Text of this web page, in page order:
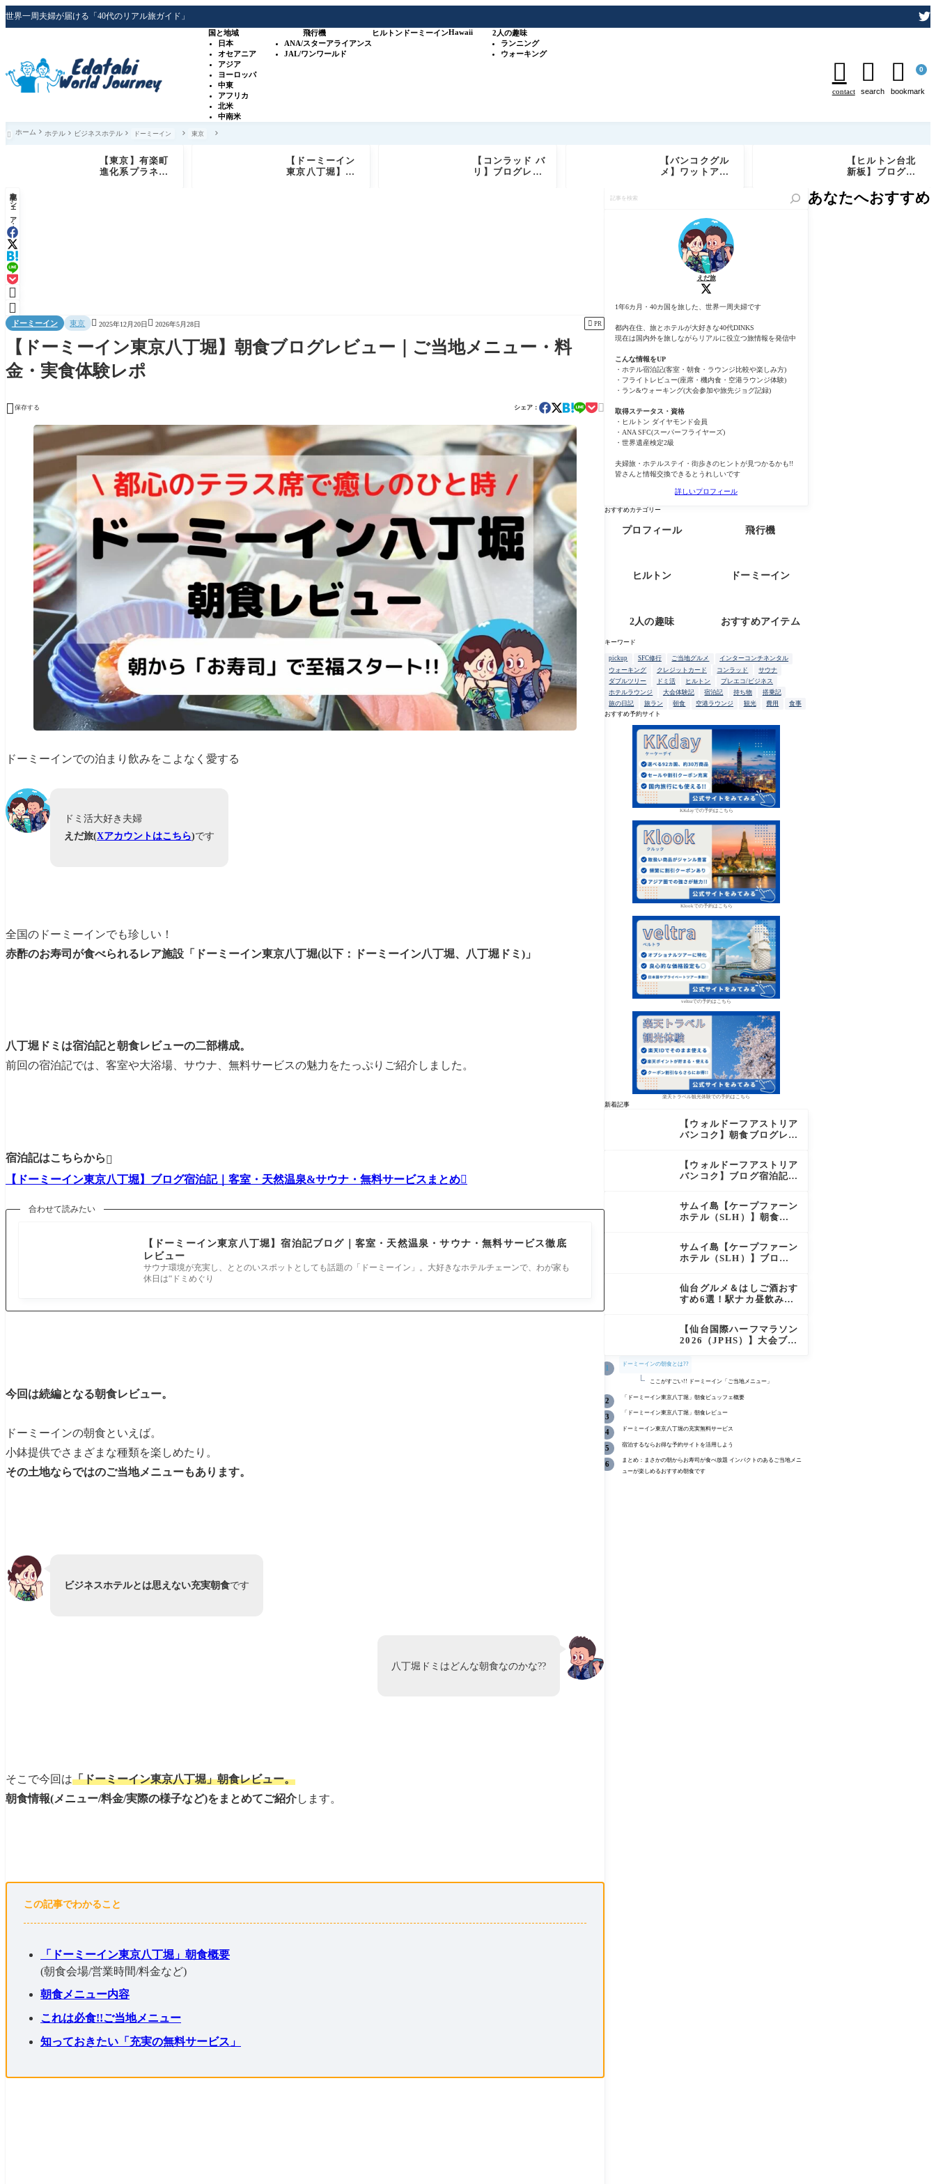
世界一周夫婦が届ける「40代のリアル旅ガイド」
国と地域
日本
オセアニア
アジア
ヨーロッパ
中東
アフリカ
北米
中南米
飛行機
ANA/スターアライアンス
JAL/ワンワールド
ヒルトン ドーミーインHawaii
2人の趣味
ランニング
ウォーキング

contact

search
 0
bookmark
 ホーム ホテル ビジネスホテル ドーミーイン 東京
【東京】有楽町
進化系プラネタ
【ドーミーイン
東京八丁堀】宿
【コンラッド バ
リ】ブログレビ
【バンコクグル
メ】ワットアル
n」実食レビュ
ー｜予約必須の
特等席でしあわ
せディナー
【ヒルトン台北
新板】ブログ宿
ィブラウンジ/ゴ
ールド+ダイヤ
記事をシェア：


ドーミーイン 東京  2025年12月20日  2026年5月28日  PR
【ドーミーイン東京八丁堀】朝食ブログレビュー｜ご当地メニュー・料
金・実食体験レポ
 保存する シェア： 
ドーミーインでの泊まり飲みをこよなく愛する
ドミ活大好き夫婦
えだ旅(Xアカウントはこちら)です
全国のドーミーインでも珍しい！
赤酢のお寿司が食べられるレア施設「ドーミーイン東京八丁堀(以下：ドーミーイン八丁堀、八丁堀ドミ)」
八丁堀ドミは宿泊記と朝食レビューの二部構成。
前回の宿泊記では、客室や大浴場、サウナ、無料サービスの魅力をたっぷりご紹介しました。
宿泊記はこちらから 
【ドーミーイン東京八丁堀】ブログ宿泊記｜客室・天然温泉&サウナ・無料サービスまとめ
合わせて読みたい
【ドーミーイン東京八丁堀】宿泊記ブログ｜客室・天然温泉・サウナ・無料サービス徹底
レビュー
サウナ環境が充実し、ととのいスポットとしても話題の「ドーミーイン」。大好きなホテルチェーンで、わが家も
休日は“ドミめぐり
今回は続編となる朝食レビュー。
ドーミーインの朝食といえば。
小鉢提供でさまざまな種類を楽しめたり。
その土地ならではのご当地メニューもあります。
ビジネスホテルとは思えない充実朝食です
八丁堀ドミはどんな朝食なのかな??
そこで今回は「ドーミーイン東京八丁堀」朝食レビュー。
朝食情報(メニュー/料金/実際の様子など)をまとめてご紹介します。
この記事でわかること
「ドーミーイン東京八丁堀」朝食概要
(朝食会場/営業時間/料金など)
朝食メニュー内容
これは必食!!ご当地メニュー
知っておきたい「充実の無料サービス」
えだ旅
1年6カ月・40カ国を旅した、世界一周夫婦です
都内在住、旅とホテルが大好きな40代DINKS
現在は国内外を旅しながらリアルに役立つ旅情報を発信中
こんな情報をUP
・ホテル宿泊記(客室・朝食・ラウンジ比較や楽しみ方)
・フライトレビュー(座席・機内食・空港ラウンジ体験)
・ラン&ウォーキング(大会参加や旅先ジョグ記録)
取得ステータス・資格
・ヒルトン ダイヤモンド会員
・ANA SFC(スーパーフライヤーズ)
・世界遺産検定2級
夫婦旅・ホテルステイ・街歩きのヒントが見つかるかも!!
皆さんと情報交換できるとうれしいです
詳しいプロフィール
おすすめカテゴリー
プロフィール 飛行機
ヒルトン ドーミーイン
2人の趣味 おすすめアイテム
キーワード
pickup SFC修行 ご当地グルメ
インターコンチネンタル
ウォーキング
クレジットカード コンラッド
サウナ
ダブルツリー
ドミ活 ヒルトン
プレエコ/ビジネス
ホテルラウンジ
大会体験記 宿泊記 持ち物
搭乗記
旅の日記
旅ラン 朝食 空港ラウンジ 観光 費用
食事
おすすめ予約サイト
KKdayでの予約はこちら
Klookでの予約はこちら
veltraでの予約はこちら
楽天トラベル観光体験での予約はこちら
新着記事
【ウォルドーフアストリア
バンコク】朝食ブログレビ
ー&豊富なビュッフェを2
日間徹底レポ
【ウォルドーフアストリア
バンコク】ブログ宿泊記｜
ダイヤモンド特典まとめ
サムイ島【ケープファーン
ホテル（SLH）】朝食ブ
×至福のセミビュッフェを
徹底レポート
サムイ島【ケープファーン
ホテル（SLH）】ブログ
ランド過ごす極上おこもり
ステイ！
仙台グルメ＆はしご酒おす
すめ6選！駅ナカ昼飲みか
ーまで実食レビュー
【仙台国際ハーフマラソン
2026（JPHS）】大会ブロ
を駆け抜ける！マイナスイ
夫婦で参加してみた
ドーミーインの朝食とは??
ここがすごい!! ドーミーイン「ご当地メニュー」
「ドーミーイン東京八丁堀」朝食ビュッフェ概要
「ドーミーイン東京八丁堀」朝食レビュー
ホットミールコーナー
ドーミーイン東京八丁堀の充実無料サービス
湯上がりサービス
宿泊するならお得な予約サイトを活用しよう
まとめ：まさかの朝からお寿司が食べ放題 インパクトのあるご当地メニ
ューが楽しめるおすすめ朝食です
あなたへおすすめ